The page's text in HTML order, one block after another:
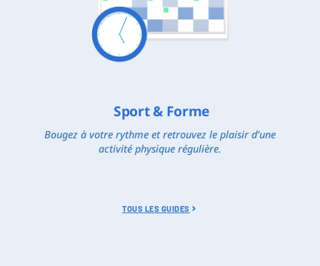
Sport & Forme
Bougez à votre rythme et retrouvez le plaisir d’une
activité physique régulière.
TOUS LES GUIDES